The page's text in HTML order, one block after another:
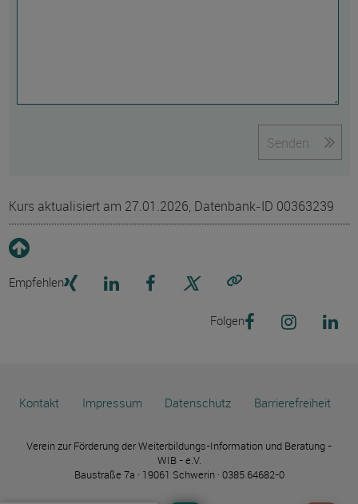
Senden
Kurs aktualisiert am 27.01.2026, Datenbank-ID 00363239
Empfehlen
Folgen
Kontakt Impressum Datenschutz Barrierefreiheit
Verein zur Förderung der Weiterbildungs-Information und Beratung -
WIB - e.V.
Baustraße 7a · 19061 Schwerin · 0385 64682-0